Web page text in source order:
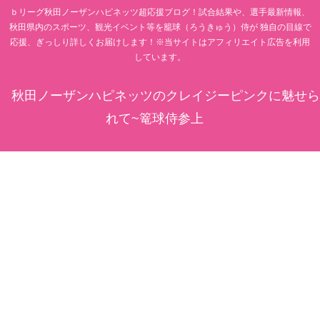
ｂリーグ秋田ノーザンハピネッツ超応援ブログ！試合結果や、選手最新情報、
秋田県内のスポーツ、観光イベント等を籠球（ろうきゅう）侍が 独自の目線で
応援、ぎっしり詳しくお届けします！※当サイトはアフィリエイト広告を利用
しています。
秋田ノーザンハピネッツのクレイジーピンクに魅せら
れて~篭球侍参上